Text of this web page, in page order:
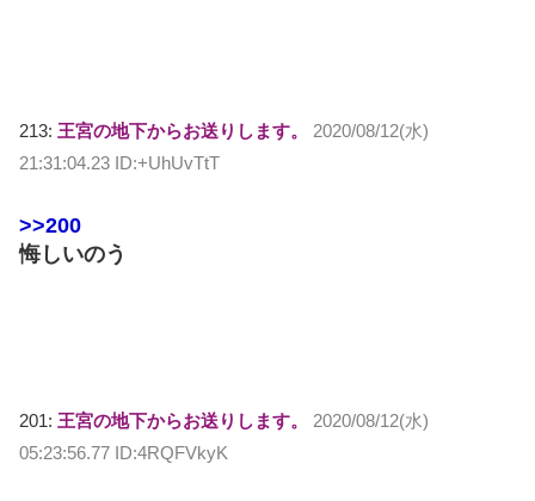
213: 王宮の地下からお送りします。
2020/08/12(水)
21:31:04.23 ID:+UhUvTtT
>>200
悔しいのう
201: 王宮の地下からお送りします。
2020/08/12(水)
05:23:56.77 ID:4RQFVkyK